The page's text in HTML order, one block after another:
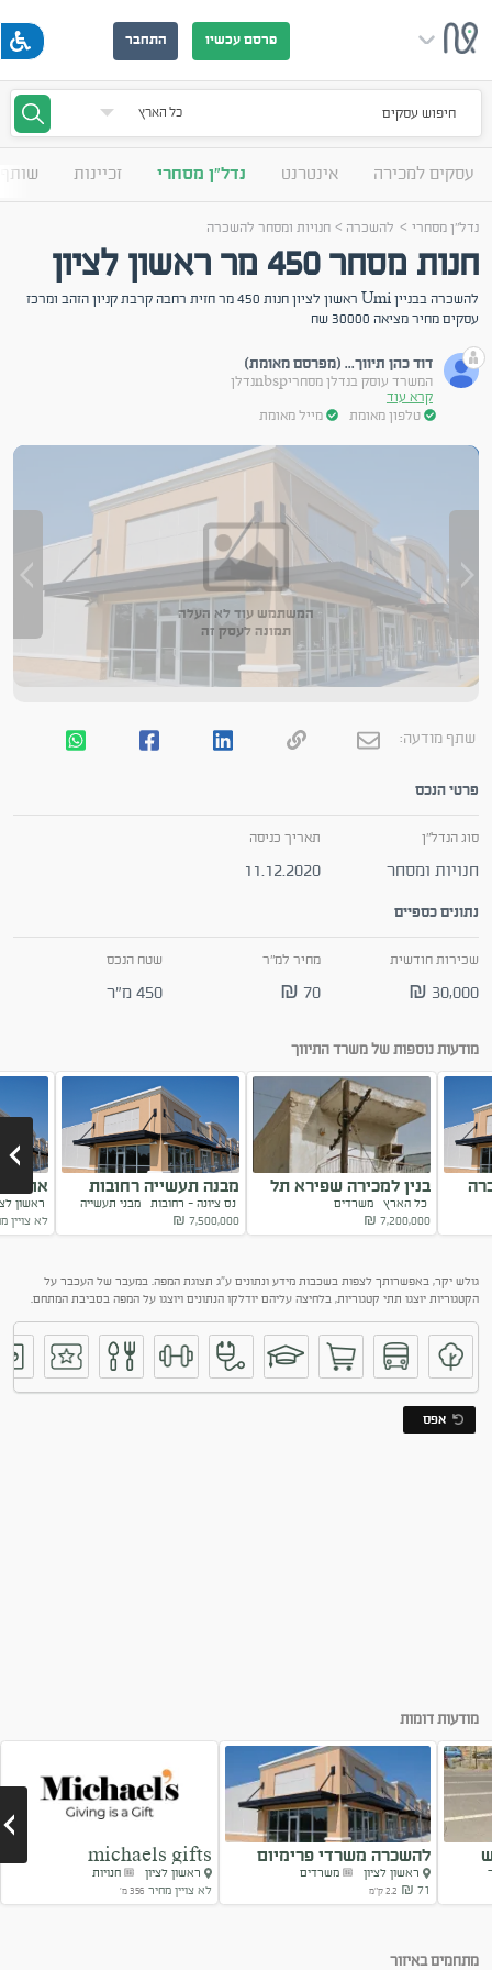
פרסם עכשיו התחבר
חיפוש עסקים
עסקים למכירה אינטרנט נדל"ן מסחרי זכיינות
נדל"ן מסחרי> להשכרה >חנויות ומסחר להשכרה
חנות מסחר 450 מר ראשון לציון
להשכרה בבניין Umi ראשון לציון חנות 450 מר חזית רחבה קרבת קניון הזהב ומרכז
עסקים מחיר מציאה 30000 שח
דוד כהן תיווך... (מפרסם מאומת)
המשרד עוסק בנדלן מסחריnbspנדלן
קרא עוד
טלפון מאומת
מייל מאומת
המשתמש עוד לא העלה
תמונה לעסק זה
שתף מודעה:
פרטי הנכס
סוג הנדל"ן
חנויות ומסחר
תאריך כניסה
11.12.2020
נתונים כספיים
שכירות חודשית
30,000 ₪
מחיר למ"ר
70 ₪
שטח הנכס
450 מ"ר
מודעות נוספות של משרד התיווך
בנין למכירה שפירא תל
אביב
כל הארץ משרדים
7,200,000
₪
מבנה תעשייה רחובות
נס ציונה - רחובות מבני תעשייה
7,500,000
₪
אולם
ראשון
ראשון
לא צויין
גולש יקר, באפשרותך לצפות בשכבות מידע ונתונים ע"ג תצוגת המפה. במעבר של העכבר על
הקטגוריות יוצגו תתי קטגוריות, בלחיצה עליהם יודלקו הנתונים ויוצגו על המפה בסביבת המתחם.
אפס
מודעות דומות
להשכרה משרדי פרימיום
במערב ראשלצ
ראשון לציון
משרדים
71 ₪
2.2 ק"מ
michaels gifts
ראשון לציון
חנויות
לא צויין מחיר 356 מ'
מתחמים באיזור